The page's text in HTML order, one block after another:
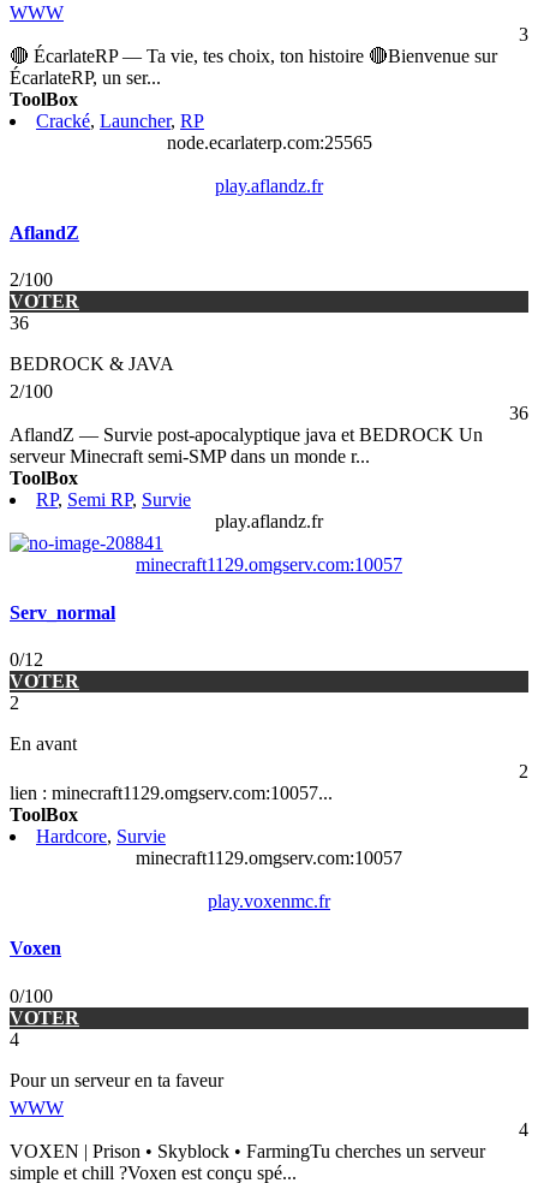
WWW
3
🔴 ÉcarlateRP — Ta vie, tes choix, ton histoire 🔴Bienvenue sur
ÉcarlateRP, un ser...
ToolBox
Cracké, Launcher, RP
node.ecarlaterp.com:25565
play.aflandz.fr
AflandZ
2/100
VOTER
36
BEDROCK & JAVA
2/100
36
AflandZ — Survie post-apocalyptique java et BEDROCK Un
serveur Minecraft semi-SMP dans un monde r...
ToolBox
RP, Semi RP, Survie
play.aflandz.fr
minecraft1129.omgserv.com:10057
Serv_normal
0/12
VOTER
2
En avant
2
lien : minecraft1129.omgserv.com:10057...
ToolBox
Hardcore, Survie
minecraft1129.omgserv.com:10057
play.voxenmc.fr
Voxen
0/100
VOTER
4
Pour un serveur en ta faveur
WWW
4
VOXEN | Prison • Skyblock • FarmingTu cherches un serveur
simple et chill ?Voxen est conçu spé...